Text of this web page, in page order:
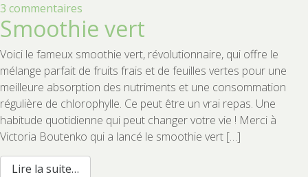
3 commentaires
Les
graines
germées
Smoothie vert
Voici le fameux smoothie vert, révolutionnaire, qui offre le
mélange parfait de fruits frais et de feuilles vertes pour une
meilleure absorption des nutriments et une consommation
régulière de chlorophylle. Ce peut être un vrai repas. Une
habitude quotidienne qui peut changer votre vie ! Merci à
Victoria Boutenko qui a lancé le smoothie vert […]
Lire la suite…